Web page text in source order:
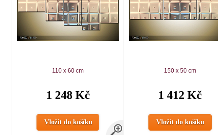
110 x 60 cm
1 248 Kč
Vložit do košíku
150 x 50 cm
1 412 Kč
Vložit do košíku